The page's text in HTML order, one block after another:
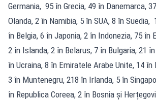
Germania, 95 în Grecia, 49 în Danemarca,
Olanda, 2 în Namibia, 5 în SUA, 8 în
în Belgia, 6 în Japonia, 2 în Indonezia, 75 în
2 în Islanda, 2 în Belarus, 7 în Bulgaria, 21
în Ucraina, 8 în Emiratele Arabe Unite, 14 în
3 în Muntenegru, 218 în Irlanda, 5 în
în Republica Coreea, 2 în Bosnia și